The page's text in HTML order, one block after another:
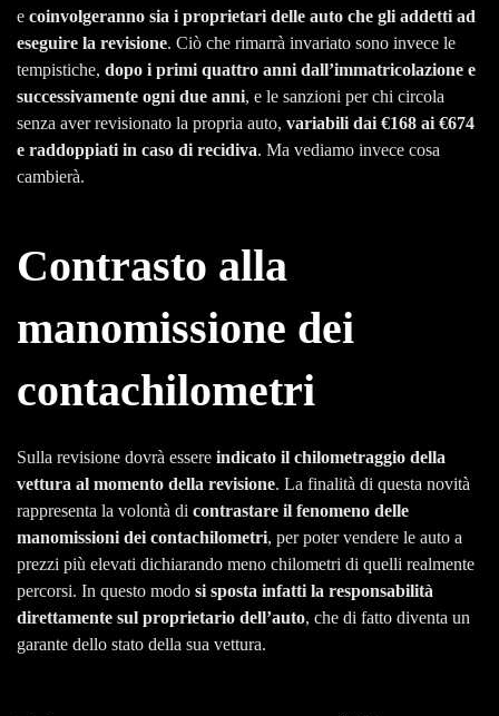
e coinvolgeranno sia i proprietari delle auto che gli addetti ad
eseguire la revisione. Ciò che rimarrà invariato sono invece le
tempistiche, dopo i primi quattro anni dall’immatricolazione e
successivamente ogni due anni, e le sanzioni per chi circola
senza aver revisionato la propria auto, variabili dai €168 ai €674
e raddoppiati in caso di recidiva. Ma vediamo invece cosa
cambierà.
Contrasto alla
manomissione dei
contachilometri
Sulla revisione dovrà essere indicato il chilometraggio della
vettura al momento della revisione. La finalità di questa novità
rappresenta la volontà di contrastare il fenomeno delle
manomissioni dei contachilometri, per poter vendere le auto a
prezzi più elevati dichiarando meno chilometri di quelli realmente
percorsi. In questo modo si sposta infatti la responsabilità
direttamente sul proprietario dell’auto, che di fatto diventa un
garante dello stato della sua vettura.